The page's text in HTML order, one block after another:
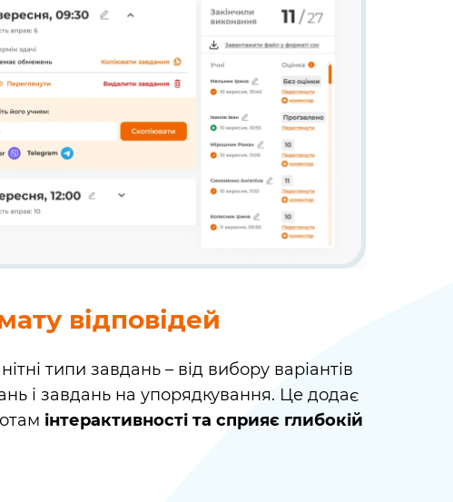
відповідей
типи завдань – від вибору варіантів
і завдань на упорядкування. Це додає
інтерактивності та сприяє глибокій